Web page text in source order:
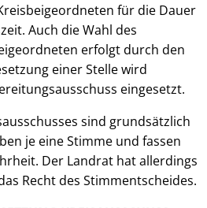
für die Dauer
Auch die Wahl des
erfolgt durch den
einer Stelle wird
eingesetzt.
sind grundsätzlich
je eine Stimme und fassen
Der Landrat hat allerdings
Recht des Stimmentscheides.